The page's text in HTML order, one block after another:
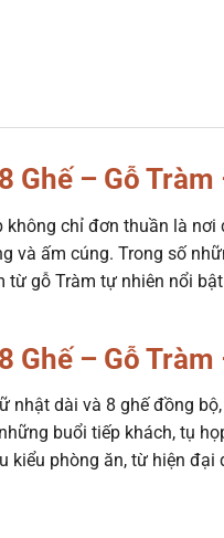
Ghế – Gỗ
không chỉ đơn thuần là
và ấm cúng. Trong số
từ gỗ Tràm tự nhiên nổi
Ghế – Gỗ Tràm
nhật dài và 8 ghế đồng
buổi tiếp khách, tụ
kiểu phòng ăn, từ hiện đại